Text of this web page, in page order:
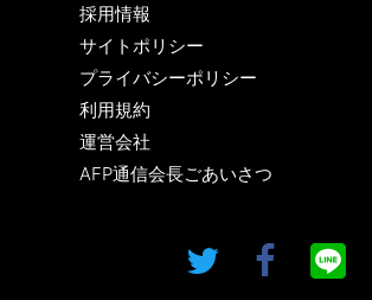
採用情報
サイトポリシー
プライバシーポリシー
利用規約
運営会社
AFP通信会長ごあいさつ